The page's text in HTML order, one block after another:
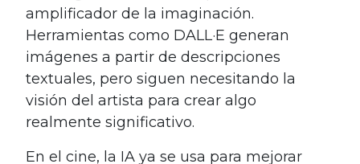
amplificador de la imaginación.
Herramientas como DALL·E generan
imágenes a partir de descripciones
textuales, pero siguen necesitando la
visión del artista para crear algo
realmente significativo.
En el cine, la IA ya se usa para mejorar